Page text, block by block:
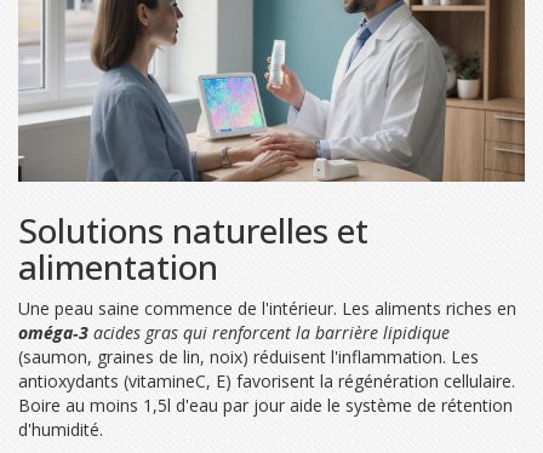
Solutions naturelles et
alimentation
Une peau saine commence de l'intérieur. Les aliments riches en
oméga‑3 acides gras qui renforcent la barrière lipidique
(saumon, graines de lin, noix) réduisent l'inflammation. Les
antioxydants (vitamineC, E) favorisent la régénération cellulaire.
Boire au moins 1,5l d'eau par jour aide le système de rétention
d'humidité.